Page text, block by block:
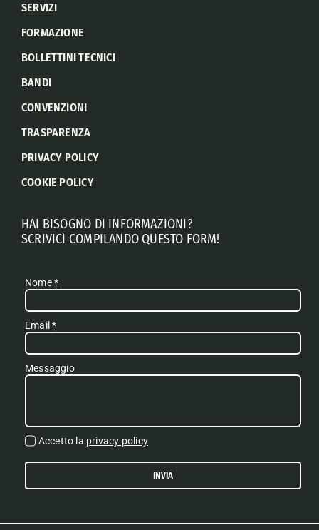
SERVIZI
FORMAZIONE
BOLLETTINI TECNICI
BANDI
CONVENZIONI
TRASPARENZA
PRIVACY POLICY
COOKIE POLICY
HAI BISOGNO DI INFORMAZIONI?
SCRIVICI COMPILANDO QUESTO FORM!
Nome*
Email*
Messaggio
Accetto la privacy policy
INVIA